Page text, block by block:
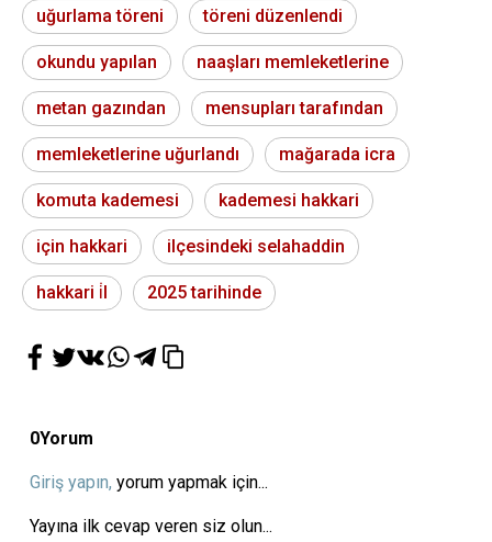
uğurlama töreni töreni düzenlendi
okundu yapılan naaşları memleketlerine
metan gazından mensupları tarafından
memleketlerine uğurlandı mağarada icra
komuta kademesi kademesi hakkari
için hakkari ilçesindeki selahaddin
hakkari i̇l 2025 tarihinde
0Yorum
Giriş yapın, yorum yapmak için...
Yayına ilk cevap veren siz olun...